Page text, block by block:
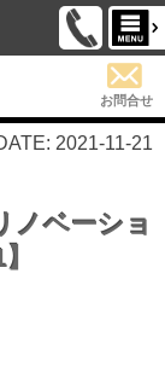
お問合せ
2021-11-21
ノベーショ